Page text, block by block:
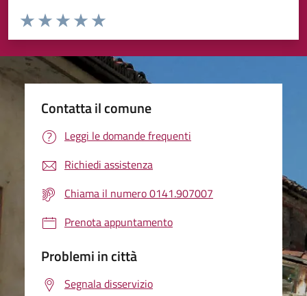
Valuta da 1 a 5 stelle la pagina
Valuta 5 stelle su 5
Valuta 4 stelle su 5
Valuta 3 stelle su 5
Valuta 2 stelle su 5
Valuta 1 stelle su 5
Contatta il comune
Leggi le domande frequenti
Richiedi assistenza
Chiama il numero 0141.907007
Prenota appuntamento
Problemi in città
Segnala disservizio